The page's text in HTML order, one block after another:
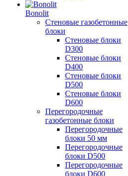
Bonolit
Стеновые газобетонные
блоки
Стеновые блоки
D300
Стеновые блоки
D400
Стеновые блоки
D500
Стеновые блоки
D600
Перегородочные
газобетонные блоки
Перегородочные
блоки 50 мм
Перегородочные
блоки D500
Перегородочные
блоки D600